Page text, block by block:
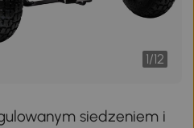
1/12
siedzeniem i